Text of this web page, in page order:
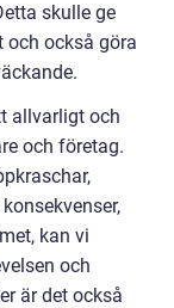
skulle ge
och också göra
allvarligt och
och företag.
kan vi
och
är det också